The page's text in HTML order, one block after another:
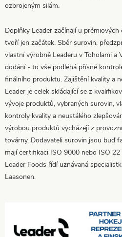
ozbrojeným silám.
Doplňky Leader začínají u
tvoří jen začátek. Sběr surovin,
vlastní výrobně Leaderu v Toholami a
dodání - to vše podléhá přísné
finálního produktu. Zajištění kvality a
Leader je celek skládající se z
vývoje produktů, vybraných surovin,
kontroly kvality a neustálého
výrobou produktů vycházejí z
továrny. Dodavateli surovin jsou buď
mají certifikaci ISO 9000 nebo ISO
Leader Foods řídí uznávaná
Laasonen.